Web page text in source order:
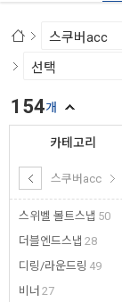
카테고리
스쿠버acc
스위벨 볼트스냅 50
더블엔드스냅 28
디링/라운드링 49
비너 27
154개